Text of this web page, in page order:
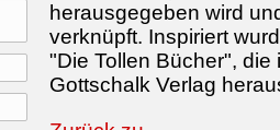
herausgegeben wird
verknüpft. Inspiriert
"Die Tollen Bücher",
Gottschalk Verlag